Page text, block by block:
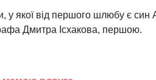
у якої від першого шлюбу є син
Дмитра Ісхакова, першою.